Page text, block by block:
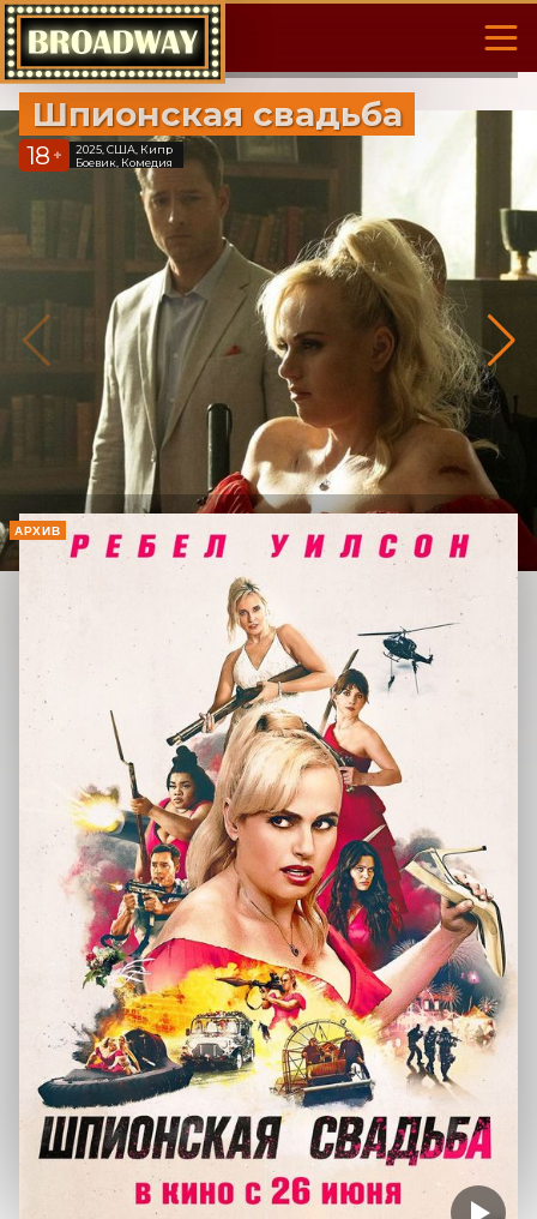
Шпионская свадьба
18 +
2025, США, Кипр
Боевик, Комедия
АРХИВ